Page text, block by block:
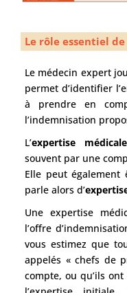
Le rôle essentiel
Le médecin expert
permet d’identifier
à prendre en
l’indemnisation
L’expertise médicale
souvent par une
Elle peut également
parle alors d’
Une expertise
l’offre
vous estimez que
appelés « chefs de
compte, ou qu’ils